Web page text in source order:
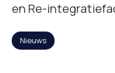
Neem
en Re-
Nieuws